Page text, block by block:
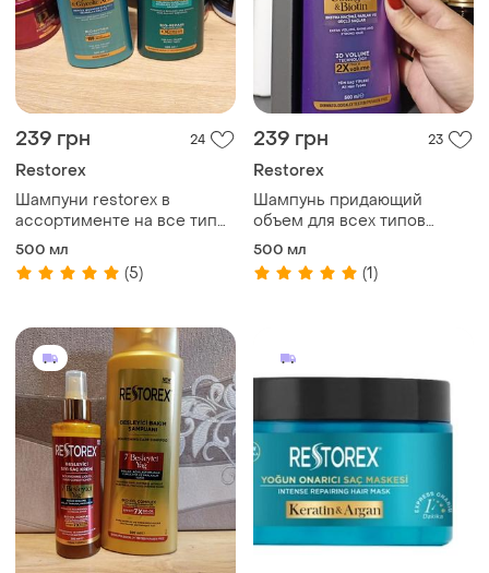
239 грн 24
Restorex
Шампуни restorex в
ассортименте на все типы
волос
500 мл
(5)
239 грн 23
Restorex
Шампунь придающий
объем для всех типов
волос "коллаген и биотин"
restorex, 500 мл
500 мл
(1)